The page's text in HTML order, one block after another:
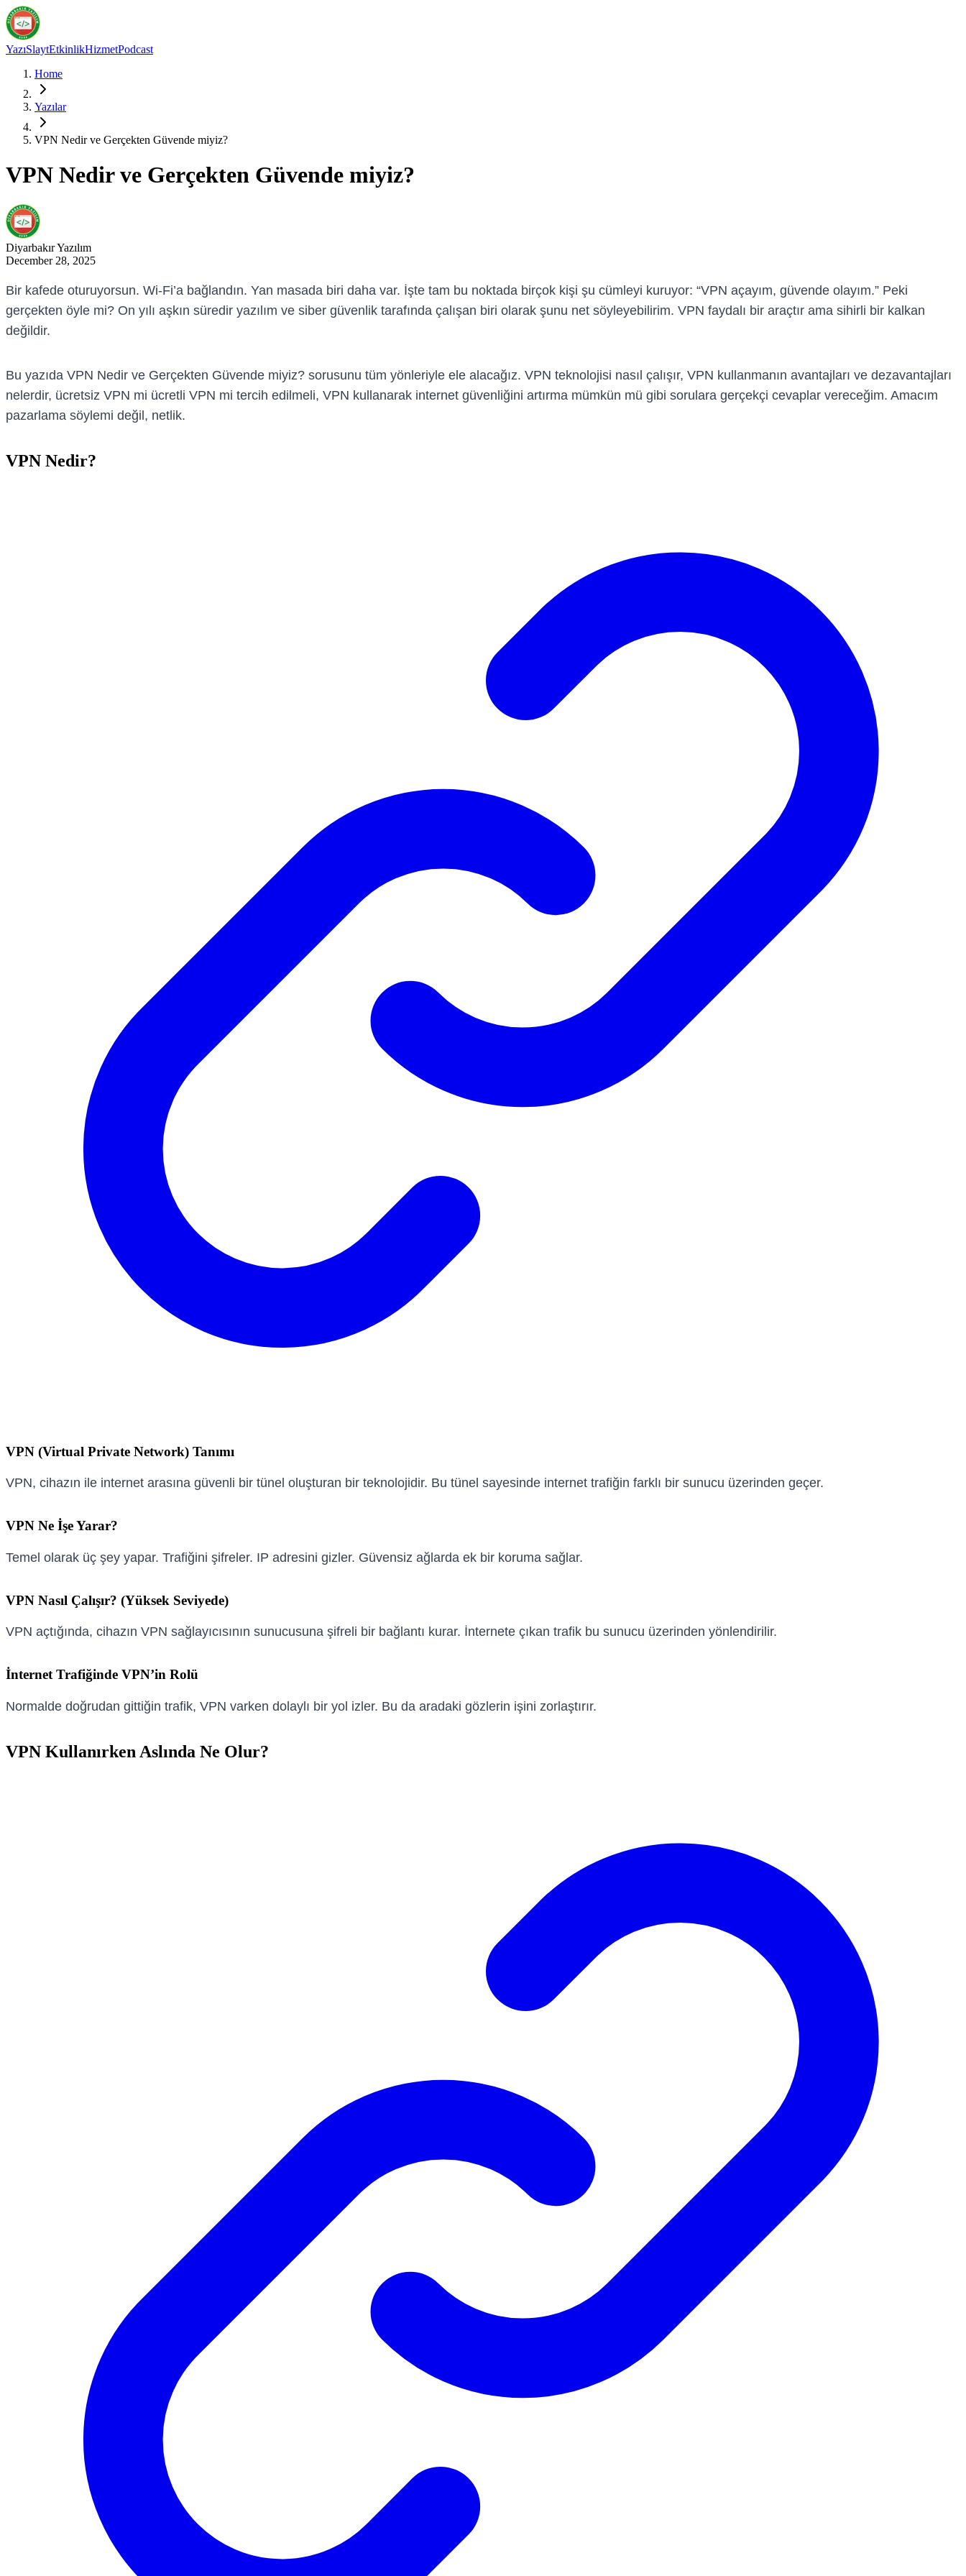
YazıSlaytEtkinlikHizmetPodcast
Home
Yazılar
VPN Nedir ve Gerçekten Güvende miyiz?
VPN Nedir ve Gerçekten Güvende miyiz?
DiyarbakırYazılım
December 28, 2025
Bir kafede oturuyorsun. Wi-Fi’a bağlandın. Yan masada biri daha var. İşte tam bu noktada birçok kişi şu cümleyi kuruyor: “VPN açayım, güvende olayım.” Peki
gerçekten öyle mi? On yılı aşkın süredir yazılım ve siber güvenlik tarafında çalışan biri olarak şunu net söyleyebilirim. VPN faydalı bir araçtır ama sihirli bir kalkan
değildir.
Bu yazıda VPN Nedir ve Gerçekten Güvende miyiz? sorusunu tüm yönleriyle ele alacağız. VPN teknolojisi nasıl çalışır, VPN kullanmanın avantajları ve dezavantajları
nelerdir, ücretsiz VPN mi ücretli VPN mi tercih edilmeli, VPN kullanarak internet güvenliğini artırma mümkün mü gibi sorulara gerçekçi cevaplar vereceğim. Amacım
pazarlama söylemi değil, netlik.
VPN Nedir?
VPN (Virtual Private Network) Tanımı
VPN, cihazın ile internet arasına güvenli bir tünel oluşturan bir teknolojidir. Bu tünel sayesinde internet trafiğin farklı bir sunucu üzerinden geçer.
VPN Ne İşe Yarar?
Temel olarak üç şey yapar. Trafiğini şifreler. IP adresini gizler. Güvensiz ağlarda ek bir koruma sağlar.
VPN Nasıl Çalışır? (Yüksek Seviyede)
VPN açtığında, cihazın VPN sağlayıcısının sunucusuna şifreli bir bağlantı kurar. İnternete çıkan trafik bu sunucu üzerinden yönlendirilir.
İnternet Trafiğinde VPN’in Rolü
Normalde doğrudan gittiğin trafik, VPN varken dolaylı bir yol izler. Bu da aradaki gözlerin işini zorlaştırır.
VPN Kullanırken Aslında Ne Olur?